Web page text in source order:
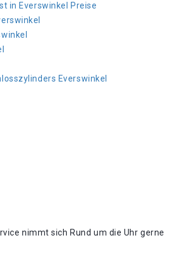
in Everswinkel Preise
Everswinkel
nimmt sich Rund um die Uhr gerne